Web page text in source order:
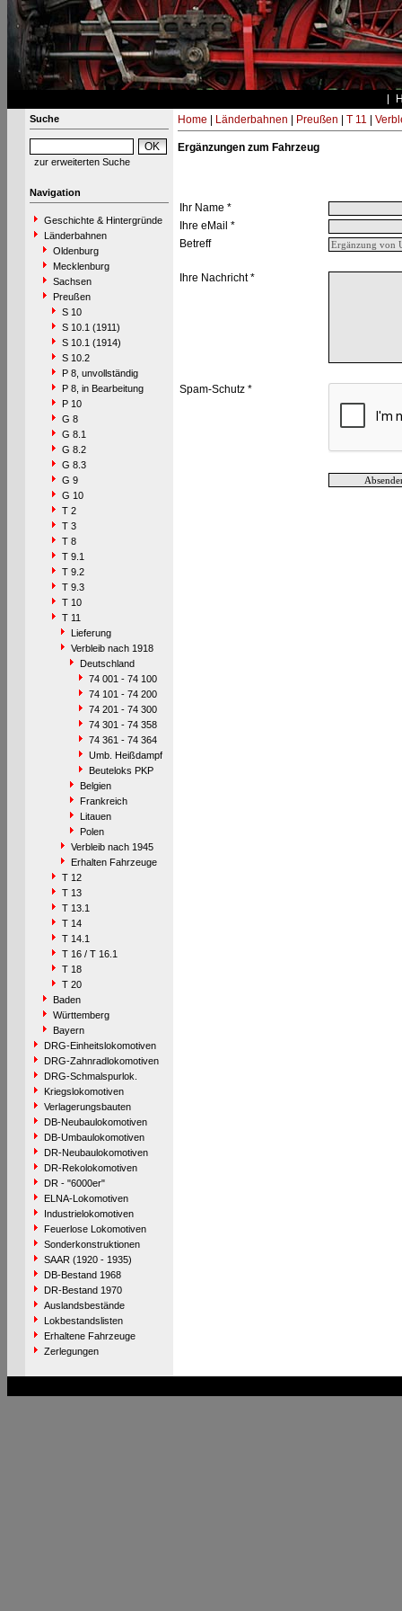
Suche
zur erweiterten Suche
Navigation
Geschichte & Hintergründe
Länderbahnen
Oldenburg
Mecklenburg
Sachsen
Preußen
S 10
S 10.1 (1911)
S 10.1 (1914)
S 10.2
P 8, unvollständig
P 8, in Bearbeitung
P 10
G 8
G 8.1
G 8.2
G 8.3
G 9
G 10
T 2
T 3
T 8
T 9.1
T 9.2
T 9.3
T 10
T 11
Lieferung
Verbleib nach 1918
Deutschland
74 001 - 74 100
74 101 - 74 200
74 201 - 74 300
74 301 - 74 358
74 361 - 74 364
Umb. Heißdampf
Beuteloks PKP
Belgien
Frankreich
Litauen
Polen
Verbleib nach 1945
Erhalten Fahrzeuge
T 12
T 13
T 13.1
T 14
T 14.1
T 16 / T 16.1
T 18
T 20
Baden
Württemberg
Bayern
DRG-Einheitslokomotiven
DRG-Zahnradlokomotiven
DRG-Schmalspurlok.
Kriegslokomotiven
Verlagerungsbauten
DB-Neubaulokomotiven
DB-Umbaulokomotiven
DR-Neubaulokomotiven
DR-Rekolokomotiven
DR - "6000er"
ELNA-Lokomotiven
Industrielokomotiven
Feuerlose Lokomotiven
Sonderkonstruktionen
SAAR (1920 - 1935)
DB-Bestand 1968
DR-Bestand 1970
Auslandsbestände
Lokbestandslisten
Erhaltene Fahrzeuge
Zerlegungen
Home Länderbahnen Preußen T 11
Ergänzungen zum Fahrzeug
Ihr Name *
Ihre eMail *
Betreff
Ihre Nachricht *
Spam-Schutz *